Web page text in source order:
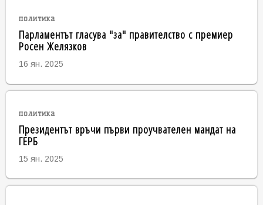
политика
Парламентът гласува "за" правителство с премиер
Росен Желязков
16 ян. 2025
политика
Президентът връчи първи проучвателен мандат на
ГЕРБ
15 ян. 2025